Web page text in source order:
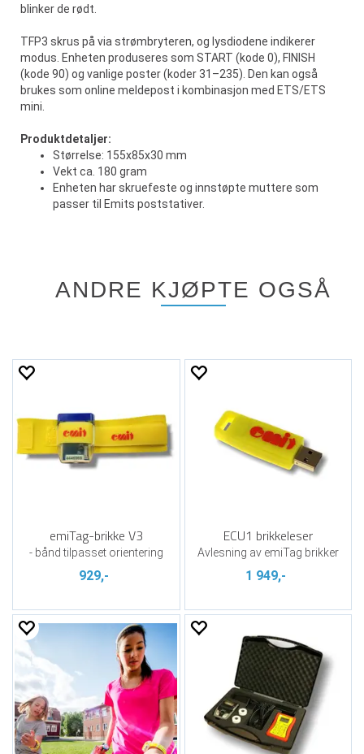
blinker de rødt.
TFP3 skrus på via strømbryteren, og lysdiodene indikerer
modus. Enheten produseres som START (kode 0), FINISH
(kode 90) og vanlige poster (koder 31–235). Den kan også
brukes som online meldepost i kombinasjon med ETS/ETS
mini.
Produktdetaljer:
Størrelse: 155x85x30 mm
Vekt ca. 180 gram
Enheten har skruefeste og innstøpte muttere som
passer til Emits poststativer.
ANDRE KJØPTE OGSÅ
emiTag-brikke V3
- bånd tilpasset orientering
929,-
ECU1 brikkeleser
Avlesning av emiTag brikker
1 949,-